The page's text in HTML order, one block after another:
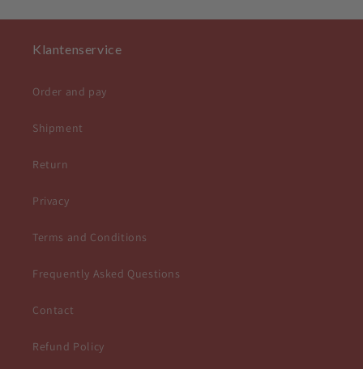
Klantenservice
Order and pay
Shipment
Return
Privacy
Terms and Conditions
Frequently Asked Questions
Contact
Refund Policy